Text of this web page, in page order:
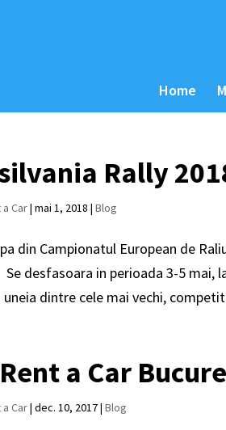
Home
Rally
a Car|mai 1, 2018 |Blog
din Campionatul European de
Se desfasoara in perioada 3-5 mai,
uneia dintre cele mai vechi,
a Car
a Car|dec. 10, 2017|Blog